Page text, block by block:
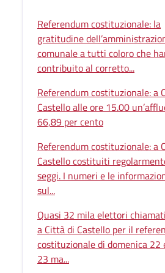
Referendum costituzionale: la
gratitudine
comunale a tutti coloro che
contribuito al corretto...
Referendum costituzionale: a
Castello alle ore 15.00
66,89 per cento
Referendum costituzionale: a
Castello costituiti
seggi. I numeri e le
sul...
Quasi 32 mila elettori
a Città di Castello per il
costituzionale di domenica 22
23 ma...